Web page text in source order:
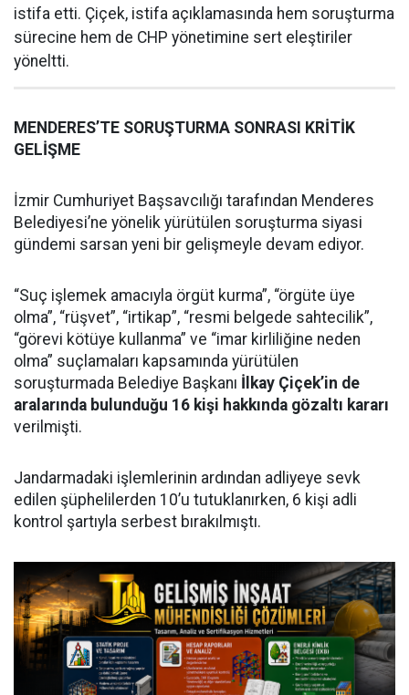
istifa etti. Çiçek, istifa açıklamasında hem soruşturma
sürecine hem de CHP yönetimine sert eleştiriler
yöneltti.
MENDERES’TE SORUŞTURMA SONRASI KRİTİK
GELİŞME
İzmir Cumhuriyet Başsavcılığı tarafından Menderes
Belediyesi’ne yönelik yürütülen soruşturma siyasi
gündemi sarsan yeni bir gelişmeyle devam ediyor.
“Suç işlemek amacıyla örgüt kurma”, “örgüte üye
olma”, “rüşvet”, “irtikap”, “resmi belgede sahtecilik”,
“görevi kötüye kullanma” ve “imar kirliliğine neden
olma” suçlamaları kapsamında yürütülen
soruşturmada Belediye Başkanı İlkay Çiçek’in de
aralarında bulunduğu 16 kişi hakkında gözaltı kararı
verilmişti.
Jandarmadaki işlemlerinin ardından adliyeye sevk
edilen şüphelilerden 10’u tutuklanırken, 6 kişi adli
kontrol şartıyla serbest bırakılmıştı.